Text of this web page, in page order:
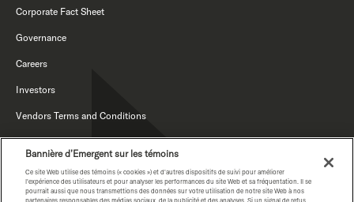
Corporate Fact Sheet
Governance
Careers
Investors
Vendors Terms and Conditions
Anti-Modern Slavery Statement
Bannière d’Emergent sur les témoins
Ce site Web utilise des témoins (« cookies ») et d'autres dispositifs de suivi pour améliorer
l'expérience des utilisateurs et pour analyser les performances du site Web et sa fréquentation. Il se
pourrait aussi que nous transmettions des données sur votre utilisation de notre site Web à nos
partenaires responsables des médias sociaux, de la publicité et des analyses. Si un signal de refus